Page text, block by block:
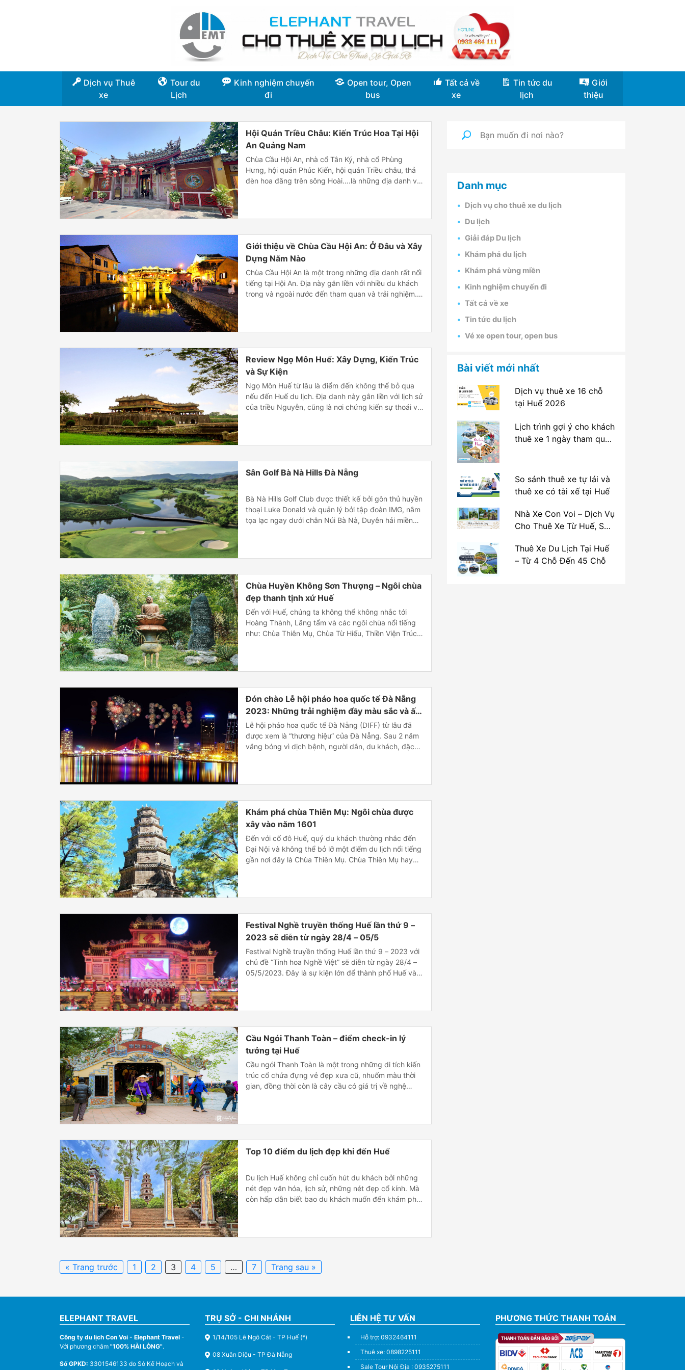
Dịch vụ Thuê
xe
Tour du
Lịch
Kinh nghiệm chuyến
đi
Open tour, Open
bus
Tất cả về
xe
Tin tức du
lịch
Giới
thiệu
Hội Quán Triều Châu: Kiến Trúc Hoa Tại Hội
An Quảng Nam
Chùa Cầu Hội An, nhà cổ Tân Ký, nhà cổ Phùng
Hưng, hội quán Phúc Kiến, hội quán Triều châu, thả
đèn hoa đăng trên sông Hoài….là những địa danh vô
Giới thiệu về Chùa Cầu Hội An: Ở Đâu và Xây
Dựng Năm Nào
Chùa Cầu Hội An là một trong những địa danh rất nổi
tiếng tại Hội An. Địa này gắn liền với nhiều du khách
trong và ngoài nước đến tham quan và trải nghiệm.
Review Ngọ Môn Huế: Xây Dựng, Kiến Trúc
và Sự Kiện
Ngọ Môn Huế từ lâu là điểm đến không thể bỏ qua
nếu đến Huế du lịch. Địa danh này gắn liền với lịch sử
của triều Nguyễn, cũng là nơi chứng kiến sự thoái vị
Sân Golf Bà Nà Hills Đà Nẵng
Bà Nà Hills Golf Club được thiết kế bởi gôn thủ huyền
thoại Luke Donald và quản lý bởi tập đoàn IMG, nằm
tọa lạc ngay dưới chân Núi Bà Nà, Duyên hải miền
Chùa Huyền Không Sơn Thượng – Ngôi chùa
đẹp thanh tịnh xứ Huế
Đến với Huế, chúng ta không thể không nhắc tới
Hoàng Thành, Lăng tẩm và các ngôi chùa nổi tiếng
như: Chùa Thiên Mụ, Chùa Từ Hiếu, Thiền Viện Trúc
Đón chào Lễ hội pháo hoa quốc tế Đà Nẵng
2023: Những trải nghiệm đầy màu sắc và ấn
tượng
Lễ hội pháo hoa quốc tế Đà Nẵng (DIFF) từ lâu đã
được xem là “thương hiệu” của Đà Nẵng. Sau 2 năm
vắng bóng vì dịch bệnh, người dân, du khách, đặc
Khám phá chùa Thiên Mụ: Ngôi chùa được
xây vào năm 1601
Đến với cố đô Huế, quý du khách thường nhắc đến
Đại Nội và không thể bỏ lỡ một điểm du lịch nổi tiếng
gần nơi đây là Chùa Thiên Mụ. Chùa Thiên Mụ hay
Festival Nghề truyền thống Huế lần thứ 9 –
2023 sẽ diễn từ ngày 28/4 – 05/5
Festival Nghề truyền thống Huế lần thứ 9 – 2023 với
chủ đề “Tinh hoa Nghề Việt” sẽ diễn từ ngày 28/4 –
05/5/2023. Đây là sự kiện lớn để thành phố Huế và
Cầu Ngói Thanh Toàn – điểm check-in lý
tưởng tại Huế
Cầu ngói Thanh Toàn là một trong những di tích kiến
trúc cổ chứa đựng vẻ đẹp xưa cũ, nhuốm màu thời
gian, đồng thời còn là cây cầu có giá trị về nghệ
Top 10 điểm du lịch đẹp khi đến Huế
Du lịch Huế không chỉ cuốn hút du khách bởi những
nét đẹp văn hóa, lịch sử, những nét đẹp cổ kính. Mà
còn hấp dẫn biết bao du khách muốn đến khám phá
« Trang trước 1 2 3 4 5 … 7 Trang sau »
Danh mục
Dịch vụ cho thuê xe du lịch
Du lịch
Giải đáp Du lịch
Khám phá du lịch
Khám phá vùng miền
Kinh nghiệm chuyến đi
Tất cả về xe
Tin tức du lịch
Vé xe open tour, open bus
Bài viết mới nhất
Dịch vụ thuê xe 16 chỗ
tại Huế 2026
Lịch trình gợi ý cho khách
thuê xe 1 ngày tham quan
So sánh thuê xe tự lái và
thuê xe có tài xế tại Huế
Nhà Xe Con Voi – Dịch Vụ
Cho Thuê Xe Từ Huế, Sân
La Vang
Thuê Xe Du Lịch Tại Huế
– Từ 4 Chỗ Đến 45 Chỗ
ELEPHANT TRAVEL
Công ty du lịch Con Voi - Elephant Travel -
Với phương châm "100% HÀI LÒNG".
Số GPKD: 3301546133 do Sở Kế Hoạch và
TRỤ SỞ - CHI NHÁNH
1/14/105 Lê Ngô Cát - TP Huế (*)
08 Xuân Diệu - TP Đà Nẵng
LIÊN HỆ TƯ VẤN
Hỗ trợ: 0932464111
Thuê xe: 0898225111
Sale Tour Nội Địa : 0935275111
PHƯƠNG THỨC THANH TOÁN